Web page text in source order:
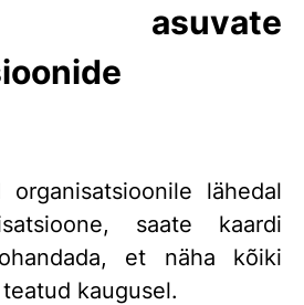
asuvate
lähedal
saate kaardi
et näha kõiki
kaugusel.